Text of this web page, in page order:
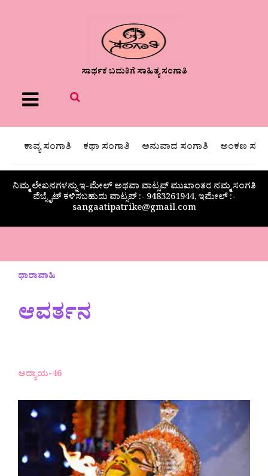
ಸಾರ್ಥಕ ಬದುಕಿಗೆ ಸಾಹಿತ್ಯ ಸಂಗಾತಿ
Menu
ಕಾವ್ಯ ಸಂಗಾತಿ ಕಥಾ ಸಂಗಾತಿ ಅನುವಾದ ಸಂಗಾತಿ ಅಂಕಣ
ನಿಮ್ಮ ಲೇಖನಗಳನ್ನು ಇ-ಮೇಲ್ ಅಥವಾ ವಾಟ್ಸಪ್ ಮುಖಾಂತರ ನಮ್ಮ ಸಂಗತಿ
ವೆಬ್ಸೈಟ್ ಕಳಿಸಬಹುದು ವಾಟ್ಸಪ್‌ :- 9483261944, ಇಮೇಲ್ :-
sangaatipatrike@gmail.com
ಧಾರಾವಾಹಿ
ಆವರ್ತನ
ಅದ್ಯಾಯ-46